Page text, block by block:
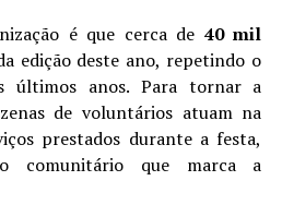
é que cerca de 40 mil
edição deste ano, repetindo o
últimos anos. Para tornar a
de voluntários atuam na
prestados durante a festa,
comunitário que marca a